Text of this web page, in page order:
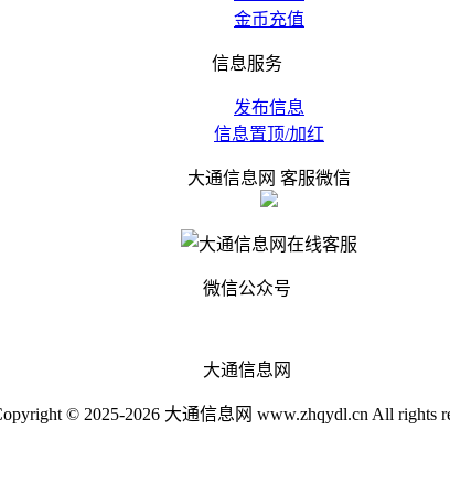
金币充值
信息服务
发布信息
信息置顶/加红
大通信息网 客服微信
微信公众号
大通信息网
© 2025-2026 大通信息网 www.zhqydl.cn All rights